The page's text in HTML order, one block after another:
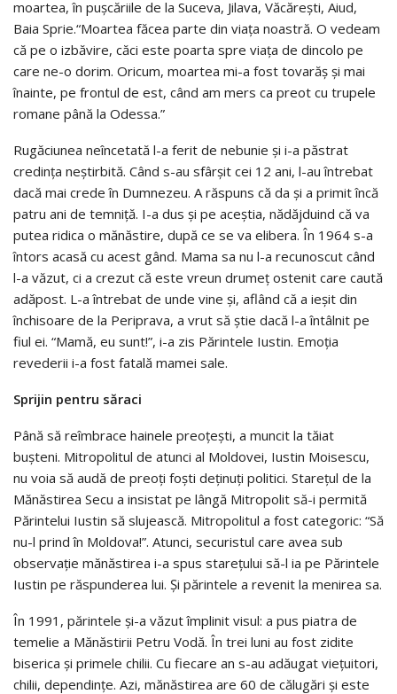
moartea, în puşcăriile de la Suceva, Jilava, Văcăreşti, Aiud,
Baia Sprie.“Moartea făcea parte din viaţa noastră. O vedeam
că pe o izbăvire, căci este poarta spre viaţa de dincolo pe
care ne-o dorim. Oricum, moartea mi-a fost tovarăş şi mai
înainte, pe frontul de est, când am mers ca preot cu trupele
romane până la Odessa.”
Rugăciunea neîncetată l-a ferit de nebunie şi i-a păstrat
credinţa neştirbită. Când s-au sfârşit cei 12 ani, l-au întrebat
dacă mai crede în Dumnezeu. A răspuns că da şi a primit încă
patru ani de temniţă. I-a dus şi pe aceştia, nădăjduind că va
putea ridica o mănăstire, după ce se va elibera. În 1964 s-a
întors acasă cu acest gând. Mama sa nu l-a recunoscut când
l-a văzut, ci a crezut că este vreun drumeţ ostenit care caută
adăpost. L-a întrebat de unde vine şi, aflând că a ieşit din
închisoare de la Periprava, a vrut să ştie dacă l-a întâlnit pe
fiul ei. “Mamă, eu sunt!”, i-a zis Părintele Iustin. Emoţia
revederii i-a fost fatală mamei sale.
Sprijin pentru săraci
Până să reîmbrace hainele preoţeşti, a muncit la tăiat
buşteni. Mitropolitul de atunci al Moldovei, Iustin Moisescu,
nu voia să audă de preoţi foşti deţinuţi politici. Stareţul de la
Mănăstirea Secu a insistat pe lângă Mitropolit să-i permită
Părintelui Iustin să slujească. Mitropolitul a fost categoric: “Să
nu-l prind în Moldova!”. Atunci, securistul care avea sub
observaţie mănăstirea i-a spus stareţului să-l ia pe Părintele
Iustin pe răspunderea lui. Şi părintele a revenit la menirea sa.
În 1991, părintele şi-a văzut împlinit visul: a pus piatra de
temelie a Mănăstirii Petru Vodă. În trei luni au fost zidite
biserica şi primele chilii. Cu fiecare an s-au adăugat vieţuitori,
chilii, dependinţe. Azi, mănăstirea are 60 de călugări şi este